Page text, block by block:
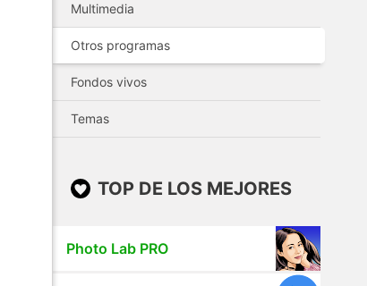
Multimedia
Otros programas
Fondos vivos
Temas
TOP DE LOS MEJORES
Photo Lab PRO